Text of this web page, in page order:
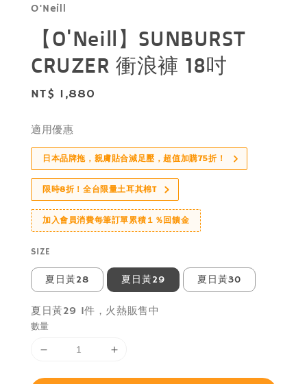
O'Neill
【O'Neill】SUNBURST
CRUZER 衝浪褲 18吋
Regular
NT$ 1,880
適用優惠
日本品牌拖，親膚貼合減足壓，超值加購75折！
限時8折！全台限量土耳其棉T
加入會員消費每筆訂單累積１％回饋金
SIZE
夏日黃28 夏日黃29 夏日黃30
夏日黃29 1件，火熱販售中
數量